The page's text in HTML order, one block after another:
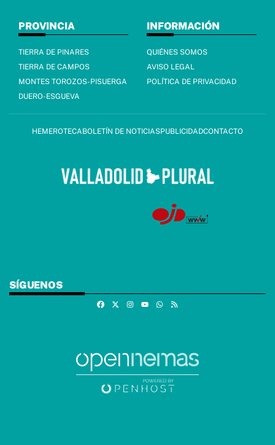
PROVINCIA
TIERRA DE PINARES
TIERRA DE CAMPOS
MONTES TOROZOS-PISUERGA
DUERO-ESGUEVA
INFORMACIÓN
QUIÉNES SOMOS
AVISO LEGAL
POLÍTICA DE PRIVACIDAD
HEMEROTECABOLETÍN DE NOTICIASPUBLICIDADCONTACTO
SÍGUENOS
FacebookInstagramWhatsapp